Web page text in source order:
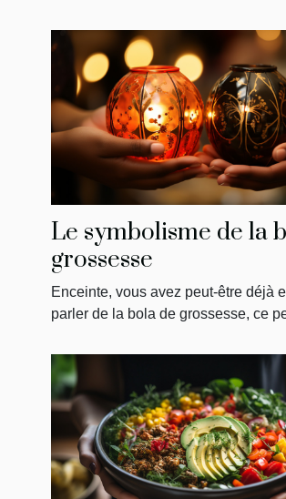
Le symbolisme de la
grossesse
Enceinte, vous avez peut-être déjà
parler de la bola de grossesse, ce